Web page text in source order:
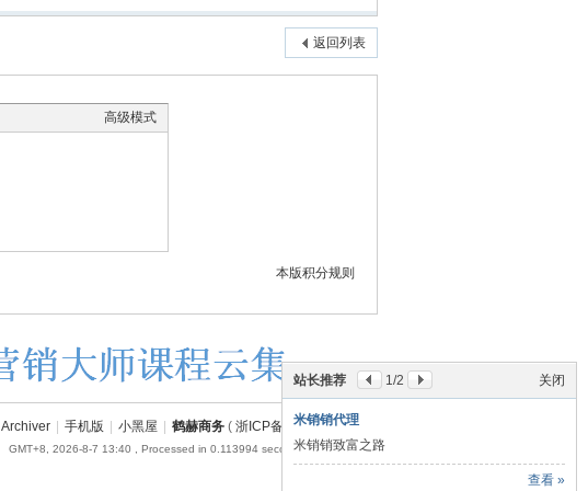
返回列表
高级模式
本版积分规则
关闭
站长推荐 1/2
米销销代理
米销销致富之路
查看 »
Archiver | 手机版 | 小黑屋 | 鹤赫商务 ( 浙ICP备18054110号-1
GMT+8, 2026-8-7 13:40 , Processed in 0.113994 second(s), 22 queries .